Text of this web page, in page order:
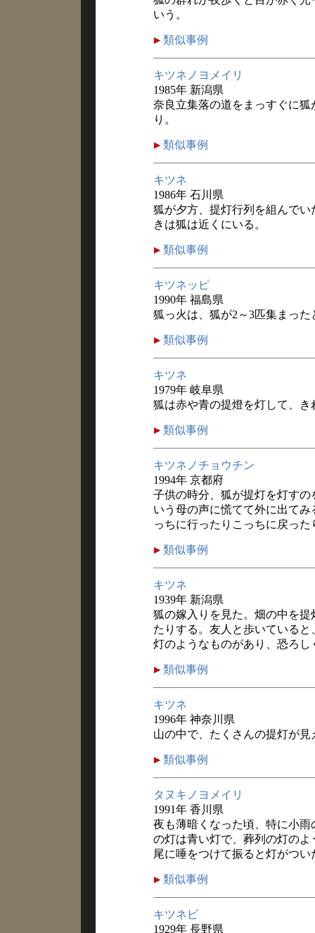
いう。
類似事例
キツネノヨメイリ
1985年 新潟県
奈良立集落の道をまっすぐに
り。
類似事例
キツネ
1986年 石川県
狐が夕方、提灯行列を組んで
きは狐は近くにいる。
類似事例
キツネッピ
1990年 福島県
狐っ火は、狐が2～3匹集まっ
類似事例
キツネ
1979年 岐阜県
狐は赤や青の提燈を灯して、
類似事例
キツネノチョウチン
1994年 京都府
子供の時分、狐が提灯を灯す
いう母の声に慌てて外に出て
っちに行ったりこっちに戻った
類似事例
キツネ
1939年 新潟県
狐の嫁入りを見た。畑の中を
たりする。友人と歩いている
灯のようなものがあり、恐ろ
類似事例
キツネ
1996年 神奈川県
山の中で、たくさんの提灯が
類似事例
タヌキノヨメイリ
1991年 香川県
夜も薄暗くなった頃、特に小
の灯は青い灯で、葬列の灯の
尾に唾をつけて振ると灯がつ
類似事例
キツネビ
1929年 長野県